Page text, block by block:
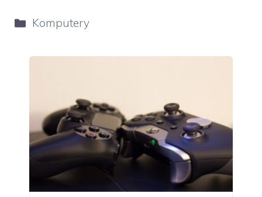
Kategorie
Komputery